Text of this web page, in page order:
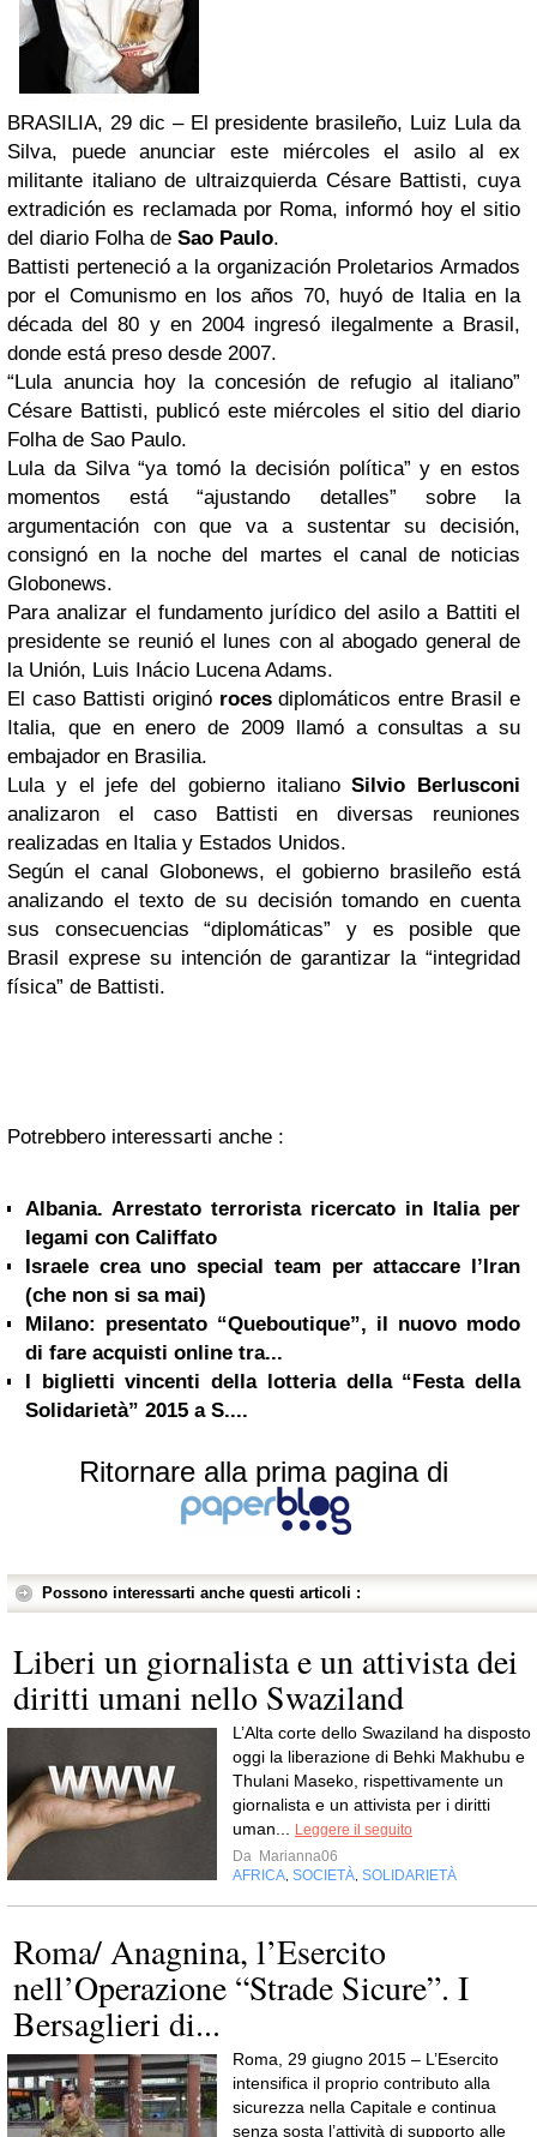
BRASILIA, 29 dic – El presidente brasileño, Luiz Lula da
Silva, puede anunciar este miércoles el asilo al ex
militante italiano de ultraizquierda Césare Battisti, cuya
extradición es reclamada por Roma, informó hoy el sitio
del diario Folha de Sao Paulo.
Battisti perteneció a la organización Proletarios Armados
por el Comunismo en los años 70, huyó de Italia en la
década del 80 y en 2004 ingresó ilegalmente a Brasil,
donde está preso desde 2007.
“Lula anuncia hoy la concesión de refugio al italiano”
Césare Battisti, publicó este miércoles el sitio del diario
Folha de Sao Paulo.
Lula da Silva “ya tomó la decisión política” y en estos
momentos está “ajustando detalles” sobre la
argumentación con que va a sustentar su decisión,
consignó en la noche del martes el canal de noticias
Globonews.
Para analizar el fundamento jurídico del asilo a Battiti el
presidente se reunió el lunes con al abogado general de
la Unión, Luis Inácio Lucena Adams.
El caso Battisti originó rocesdiplomáticos entre Brasil e
Italia, que en enero de 2009 llamó a consultas a su
embajador en Brasilia.
Lula y el jefe del gobierno italianoSilvio Berlusconi
analizaron el caso Battisti en diversas reuniones
realizadas en Italia y Estados Unidos.
Según el canal Globonews, el gobierno brasileño está
analizando el texto de su decisión tomando en cuenta
sus consecuencias “diplomáticas” y es posible que
Brasil exprese su intención de garantizar la “integridad
física” de Battisti.
Potrebbero interessarti anche :
Albania. Arrestato terrorista ricercato in Italia per
legami con Califfato
Israele crea uno special team per attaccare l’Iran
(che non si sa mai)
Milano: presentato “Queboutique”, il nuovo modo
di fare acquisti online tra...
I biglietti vincenti della lotteria della “Festa della
Solidarietà” 2015 a S....
Ritornare alla prima pagina di
Possono interessarti anche questi articoli :
Liberi un giornalista e un attivista dei
diritti umani nello Swaziland
L’Alta corte dello Swaziland ha disposto
oggi la liberazione di Behki Makhubu e
Thulani Maseko, rispettivamente un
giornalista e un attivista per i diritti
uman...
Leggere il seguito
Da Marianna06
AFRICA SOCIETÀ SOLIDARIETÀ
Roma/ Anagnina, l’Esercito
nell’Operazione “Strade Sicure”. I
Bersaglieri di...
Roma, 29 giugno 2015 – L’Esercito
intensifica il proprio contributo alla
sicurezza nella Capitale e continua
senza sosta l’attività di supporto alle